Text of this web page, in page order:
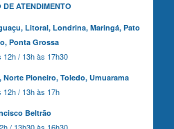
DE ATENDIMENTO
Litoral, Londrina, Maringá, Pato
Ponta Grossa
12h / 13h às 17h30
Norte Pioneiro, Toledo, Umuarama
12h / 13h às 17h
Beltrão